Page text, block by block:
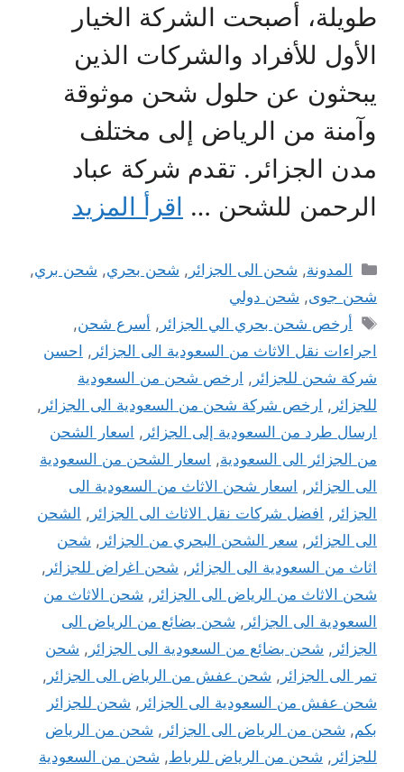
طويلة، أصبحت الشركة الخيار
الأول للأفراد والشركات الذين
يبحثون عن حلول شحن موثوقة
وآمنة من الرياض إلى مختلف
مدن الجزائر. تقدم شركة عباد
الرحمن للشحن … اقرأ المزيد
التصنيفات
المدونة, شحن الى الجزائر , شحن بحري, شحن بري,
شحن جوى, شحن دولي
الوسوم
أرخص شحن بحري الي الجزائر , أسرع شحن,
اجراءات نقل الاثاث من السعودية الى الجزائر , احسن
شركة شحن للجزائر , ارخص شحن من السعودية
للجزائر , ارخص شركة شحن من السعودية الى الجزائر ,
ارسال طرد من السعودية إلى الجزائر , اسعار الشحن
من الجزائر الى السعودية, اسعار الشحن من السعودية
الى الجزائر , اسعار شحن الاثاث من السعودية الى
الجزائر , افضل شركات نقل الاثاث الى الجزائر , الشحن
الى الجزائر , سعر الشحن البحري من الجزائر , شحن
اثاث من السعودية الى الجزائر , شحن اغراض للجزائر ,
شحن الاثاث من الرياض الى الجزائر , شحن الاثاث من
السعودية الى الجزائر , شحن بضائع من الرياض الى
الجزائر , شحن بضائع من السعودية الى الجزائر , شحن
تمر الى الجزائر , شحن عفش من الرياض الى الجزائر ,
شحن عفش من السعودية الى الجزائر , شحن للجزائر
بكم, شحن من الرياض الى الجزائر , شحن من الرياض
للجزائر , شحن من الرياض للرباط, شحن من السعودية